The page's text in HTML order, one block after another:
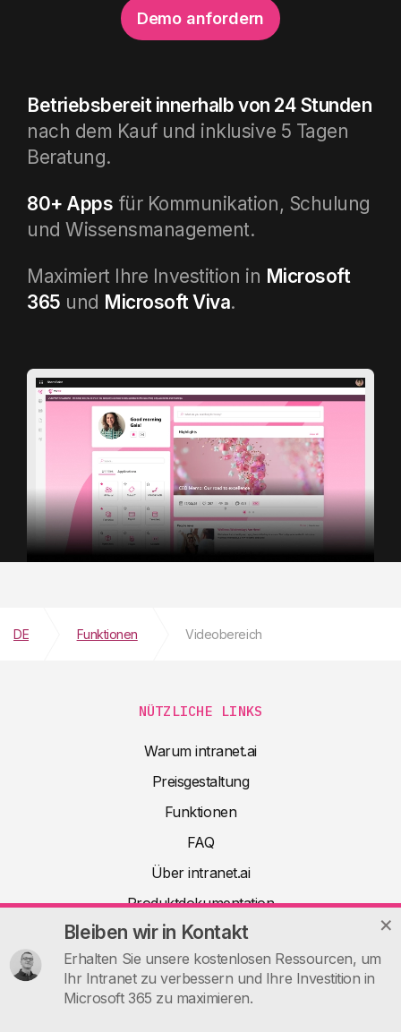
Demo anfordern
Betriebsbereit innerhalb von 24 Stunden
nach dem Kauf und inklusive 5 Tagen
Beratung.
80+ Apps für Kommunikation, Schulung
und Wissensmanagement.
Maximiert Ihre Investition in Microsoft
365 und Microsoft Viva.
Bleiben wir in Kontakt
Erhalten Sie unsere kostenlosen Ressourcen, um
Ihr Intranet zu verbessern und Ihre Investition in
Microsoft 365 zu maximieren.
DE Funktionen Videobereich
NÜTZLICHE LINKS
Warum intranet.ai
Preisgestaltung
Funktionen
FAQ
Über intranet.ai
Produktdokumentation
Artikel
Nützliche Ressourcen
Kontakt